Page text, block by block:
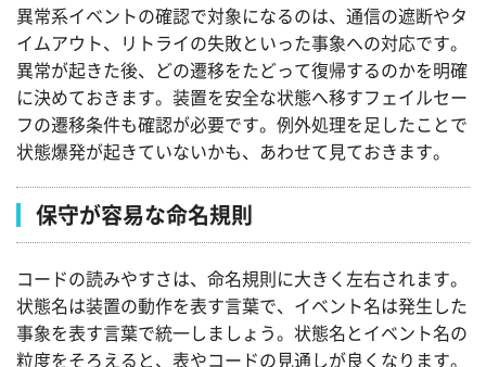
異常系イベントの確認で対象になるのは、通信の遮断やタ
イムアウト、リトライの失敗といった事象への対応です。
異常が起きた後、どの遷移をたどって復帰するのかを明確
に決めておきます。装置を安全な状態へ移すフェイルセー
フの遷移条件も確認が必要です。例外処理を足したことで
状態爆発が起きていないかも、あわせて見ておきます。
保守が容易な命名規則
コードの読みやすさは、命名規則に大きく左右されます。
状態名は装置の動作を表す言葉で、イベント名は発生した
事象を表す言葉で統一しましょう。状態名とイベント名の
粒度をそろえると、表やコードの見通しが良くなります。